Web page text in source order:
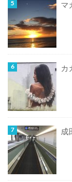
マ
カ
成